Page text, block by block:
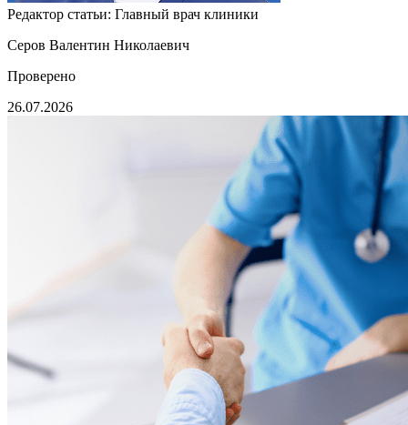
Редактор статьи: Главный врач клиники
Серов Валентин Николаевич
Проверено
26.07.2026